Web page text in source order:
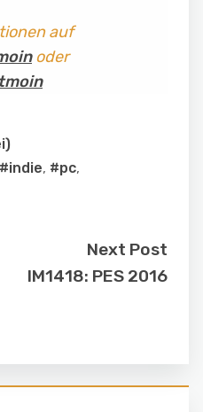
auf
oder
#indie, #pc,
Next Post
IM1418: PES 2016